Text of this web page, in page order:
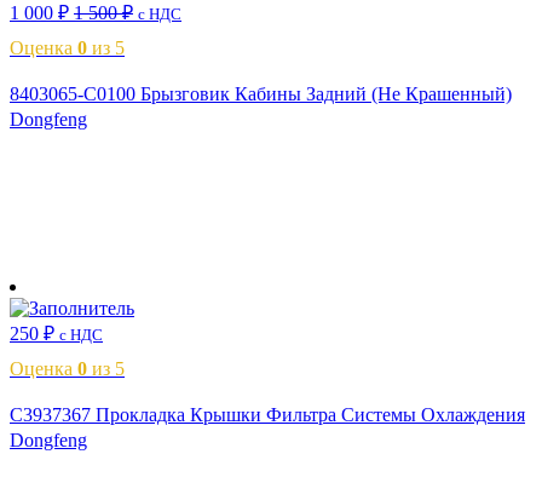
1 000 ₽ 1 500₽ с НДС
Оценка 0 из 5
8403065-C0100 Брызговик Кабины Задний (Не Крашенный)
Dongfeng
250 ₽ с НДС
Оценка 0 из 5
C3937367 Прокладка Крышки Фильтра Системы Охлаждения
Dongfeng